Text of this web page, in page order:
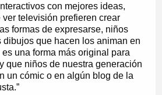
con mejores ideas,
televisión prefieren crear
formas de expresarse, niños
dibujos que hacen los animan en
una forma más original para
que niños de nuestra generación
un cómic o en algún blog de la